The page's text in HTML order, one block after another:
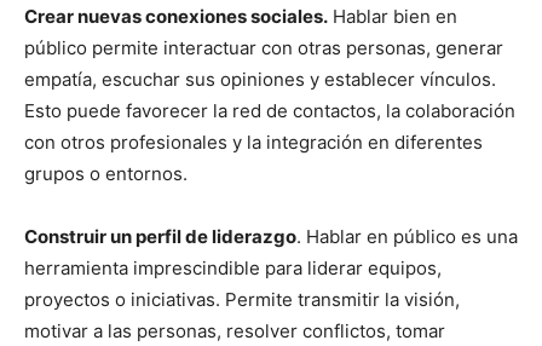
Crear nuevas conexiones sociales. Hablar bien en
público permite interactuar con otras personas, generar
empatía, escuchar sus opiniones y establecer vínculos.
Esto puede favorecer la red de contactos, la colaboración
con otros profesionales y la integración en diferentes
grupos o entornos.
Construir un perfil de liderazgo. Hablar en público es una
herramienta imprescindible para liderar equipos,
proyectos o iniciativas. Permite transmitir la visión,
motivar a las personas, resolver conflictos, tomar